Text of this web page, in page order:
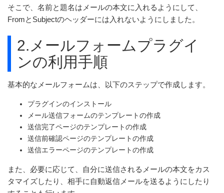
そこで、名前と題名はメールの本文に入れるようにして、
FromとSubjectのヘッダーには入れないようにしました。
2.メールフォームプラグイ
ンの利用手順
基本的なメールフォームは、以下のステップで作成します。
プラグインのインストール
メール送信フォームのテンプレートの作成
送信完了ページのテンプレートの作成
送信前確認ページのテンプレートの作成
送信エラーページのテンプレートの作成
また、必要に応じて、自分に送信されるメールの本文をカス
タマイズしたり、相手に自動返信メールを送るようにしたり